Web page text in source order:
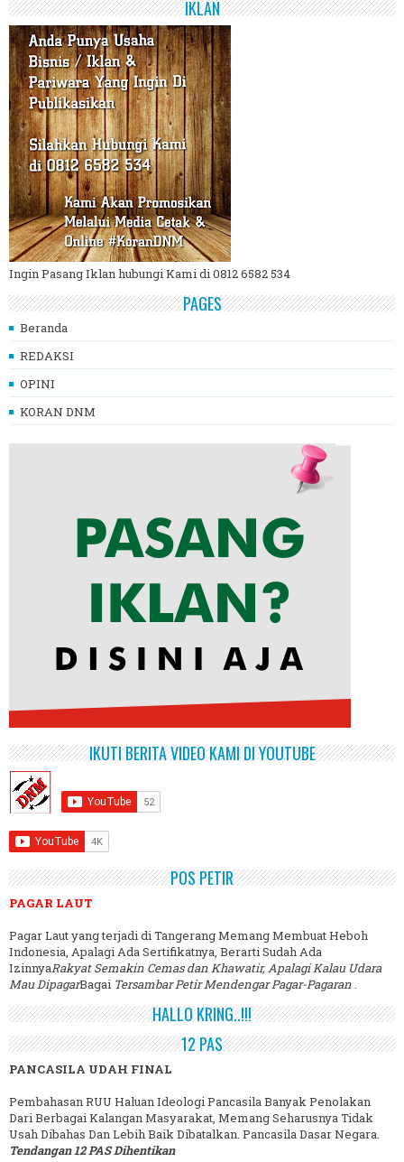
IKLAN
Ingin Pasang Iklan hubungi Kami di 0812 6582 534
PAGES
Beranda
REDAKSI
OPINI
KORAN DNM
IKUTI BERITA VIDEO KAMI DI YOUTUBE
POS PETIR
PAGAR LAUT
Pagar Laut yang terjadi di Tangerang Memang Membuat Heboh
Indonesia, Apalagi Ada Sertifikatnya, Berarti Sudah Ada
IzinnyaRakyat Semakin Cemas dan Khawatir, Apalagi Kalau Udara
Mau DipagarBagai Tersambar Petir Mendengar Pagar-Pagaran.
HALLO KRING..!!!
12 PAS
PANCASILA UDAH FINAL
Pembahasan RUU Haluan Ideologi Pancasila Banyak Penolakan
Dari Berbagai Kalangan Masyarakat, Memang Seharusnya Tidak
Usah Dibahas Dan Lebih Baik Dibatalkan. Pancasila Dasar Negara.
Tendangan 12 PAS Dihentikan